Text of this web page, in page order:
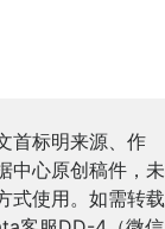
首标明来源、作
中心原创稿件，未
式使用。如需转载